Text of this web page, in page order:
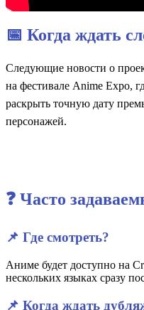
📅 Когда ждать
Следующие новости о
на фестивале Anime Expo,
раскрыть точную дату
персонажей.
❓ Часто
📌 Где смотреть?
Аниме будет доступно на
нескольких языках сразу
📌 Когда ждать